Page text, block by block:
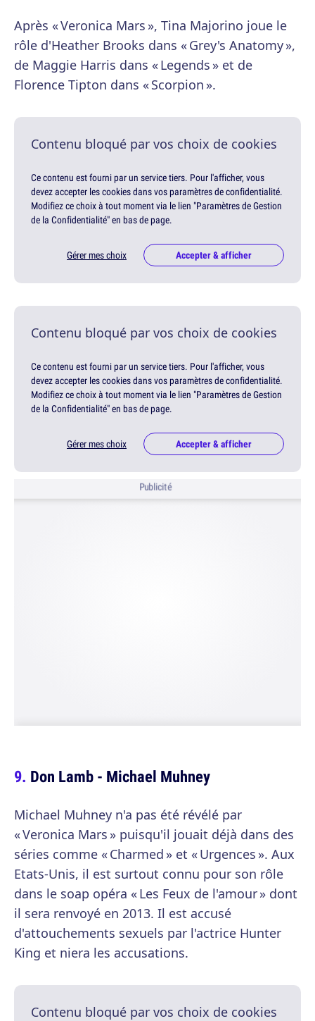
Après « Veronica Mars », Tina Majorino joue le
rôle d'Heather Brooks dans « Grey's Anatomy »,
de Maggie Harris dans « Legends » et de
Florence Tipton dans « Scorpion ».
Contenu bloqué par vos choix de cookies
Ce contenu est fourni par un service tiers. Pour l'afficher, vous
devez accepter les cookies dans vos paramètres de confidentialité.
Modifiez ce choix à tout moment via le lien "Paramètres de Gestion
de la Confidentialité" en bas de page.
Gérer mes choix Accepter & afficher
Contenu bloqué par vos choix de cookies
Ce contenu est fourni par un service tiers. Pour l'afficher, vous
devez accepter les cookies dans vos paramètres de confidentialité.
Modifiez ce choix à tout moment via le lien "Paramètres de Gestion
de la Confidentialité" en bas de page.
Gérer mes choix Accepter & afficher
Publicité
Don Lamb - Michael Muhney
Michael Muhney n'a pas été révélé par
« Veronica Mars » puisqu'il jouait déjà dans des
séries comme « Charmed » et « Urgences ». Aux
Etats-Unis, il est surtout connu pour son rôle
dans le soap opéra « Les Feux de l'amour » dont
il sera renvoyé en 2013. Il est accusé
d'attouchements sexuels par l'actrice Hunter
King et niera les accusations.
Contenu bloqué par vos choix de cookies